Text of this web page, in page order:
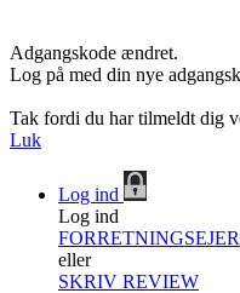
Adgangskode ændret.
Log på med din nye
Tak fordi du har tilmeldt dig
Luk
Log ind
Log ind
eller
SKRIV REVIEW